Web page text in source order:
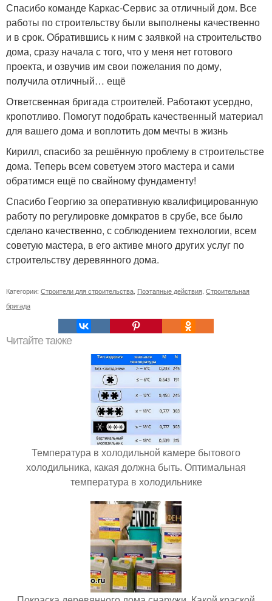
Спасибо команде Каркас-Сервис за отличный дом. Все
работы по строительству были выполнены качественно
и в срок. Обратившись к ним с заявкой на строительство
дома, сразу начала с того, что у меня нет готового
проекта, и озвучив им свои пожелания по дому,
получила отличный… ещё
Ответсвенная бригада строителей. Работают усердно,
кропотливо. Помогут подобрать качественный материал
для вашего дома и воплотить дом мечты в жизнь
Кирилл, спасибо за решённую проблему в строительстве
дома. Теперь всем советуем этого мастера и сами
обратимся ещё по свайному фундаменту!
Спасибо Георгию за оперативную квалифицированную
работу по регулировке домкратов в срубе, все было
сделано качественно, с соблюдением технологии, всем
советую мастера, в его активе много других услуг по
строительству деревянного дома.
Категории: Строители для строительства Поэтапные действия Строительная
бригада
Читайте также
Температура в холодильной камере бытового
холодильника, какая должна быть. Оптимальная
температура в холодильнике